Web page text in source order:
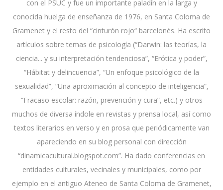
con el PSUC y fue un importante paladín en la larga y
conocida huelga de enseñanza de 1976, en Santa Coloma de
Gramenet y el resto del “cinturón rojo“ barcelonés. Ha escrito
artículos sobre temas de psicología (“Darwin: las teorías, la
ciencia... y su interpretación tendenciosa”, “Erótica y poder”,
“Hábitat y delincuencia”, “Un enfoque psicológico de la
sexualidad”, “Una aproximación al concepto de inteligencia”,
“Fracaso escolar: razón, prevención y cura”, etc.) y otros
muchos de diversa índole en revistas y prensa local, así como
textos literarios en verso y en prosa que periódicamente van
apareciendo en su blog personal con dirección
“dinamicacultural.blogspot.com”. Ha dado conferencias en
entidades culturales, vecinales y municipales, como por
ejemplo en el antiguo Ateneo de Santa Coloma de Gramenet,